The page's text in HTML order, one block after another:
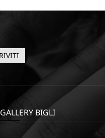
GALLERY BIGLI